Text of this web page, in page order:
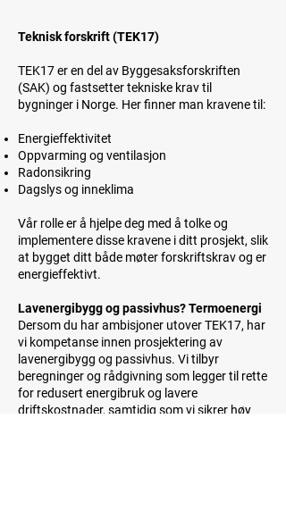
Teknisk forskrift (TEK17)
TEK17 er en del av Byggesaksforskriften
(SAK) og fastsetter tekniske krav til
bygninger i Norge. Her finner man kravene til:
Energieffektivitet
Oppvarming og ventilasjon
Radonsikring
Dagslys og inneklima
Vår rolle er å hjelpe deg med å tolke og
implementere disse kravene i ditt prosjekt, slik
at bygget ditt både møter forskriftskrav og er
energieffektivt.
Lavenergibygg og passivhus? Termoenergi
Dersom du har ambisjoner utover TEK17, har
vi kompetanse innen prosjektering av
lavenergibygg og passivhus. Vi tilbyr
beregninger og rådgivning som legger til rette
for redusert energibruk og lavere
driftskostnader, samtidig som vi sikrer høy